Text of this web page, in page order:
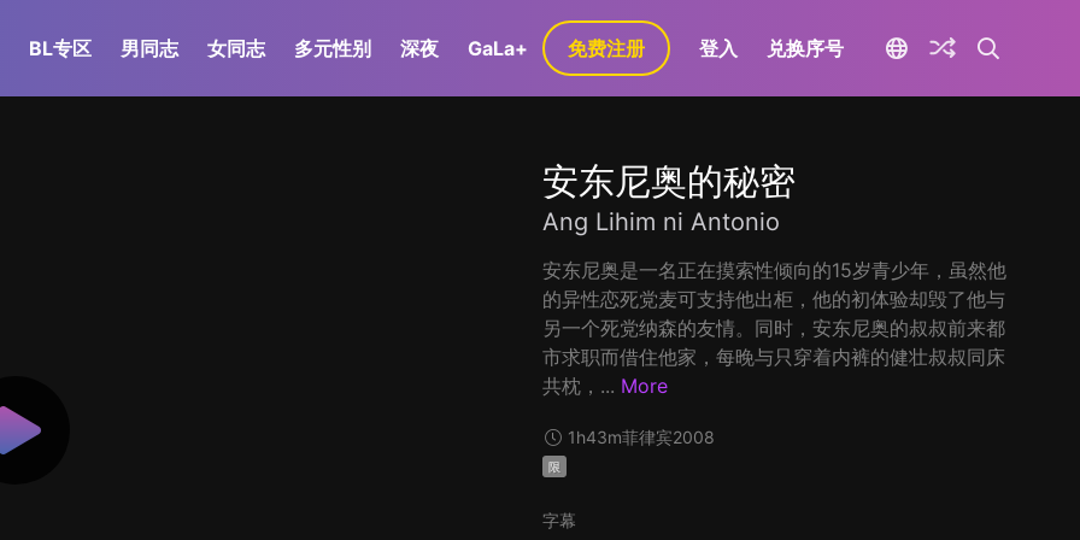
BL专区 男同志 女同志 多元性别 深夜 GaLa+ 免费注册 登入 兑换序号
安东尼奥的秘密
Ang Lihim ni Antonio
安东尼奥是一名正在摸索性倾向的15岁青少年，虽然他
的异性恋死党麦可支持他出柜，他的初体验却毁了他与
另一个死党纳森的友情。同时，安东尼奥的叔叔前来都
市求职而借住他家，每晚与只穿着内裤的健壮叔叔同床
共枕，... More
1h43m菲律宾2008
限
字幕